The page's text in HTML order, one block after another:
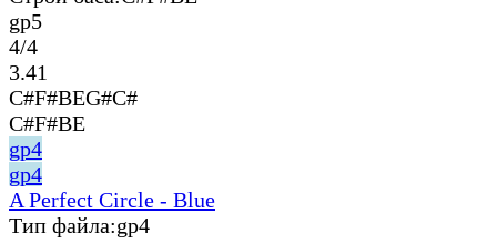
gp5
4/4
3.41
C#F#BEG#C#
C#F#BE
gp4
gp4
A Perfect Circle - Blue
Тип файла:gp4